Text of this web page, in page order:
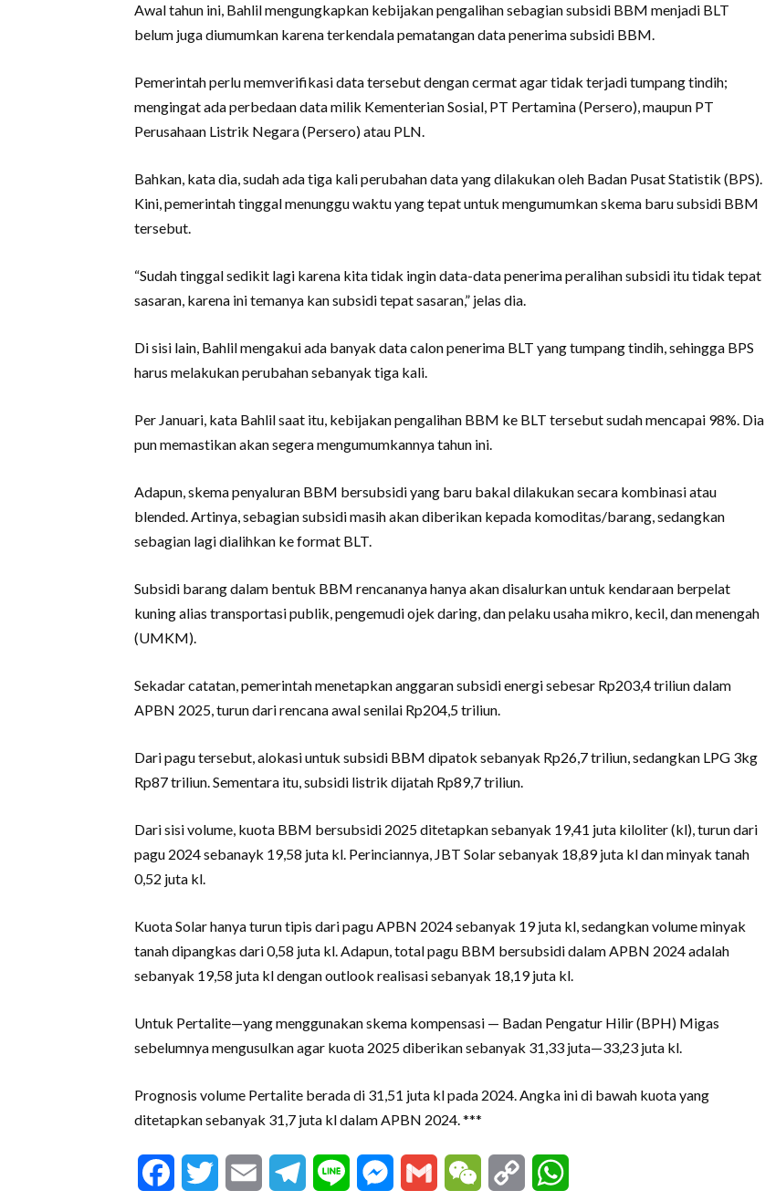
Awal tahun ini, Bahlil mengungkapkan kebijakan pengalihan sebagian subsidi BBM menjadi BLT
belum juga diumumkan karena terkendala pematangan data penerima subsidi BBM.
Pemerintah perlu memverifikasi data tersebut dengan cermat agar tidak terjadi tumpang tindih;
mengingat ada perbedaan data milik Kementerian Sosial, PT Pertamina (Persero), maupun PT
Perusahaan Listrik Negara (Persero) atau PLN.
Bahkan, kata dia, sudah ada tiga kali perubahan data yang dilakukan oleh Badan Pusat Statistik (BPS).
Kini, pemerintah tinggal menunggu waktu yang tepat untuk mengumumkan skema baru subsidi BBM
tersebut.
“Sudah tinggal sedikit lagi karena kita tidak ingin data-data penerima peralihan subsidi itu tidak tepat
sasaran, karena ini temanya kan subsidi tepat sasaran,” jelas dia.
Di sisi lain, Bahlil mengakui ada banyak data calon penerima BLT yang tumpang tindih, sehingga BPS
harus melakukan perubahan sebanyak tiga kali.
Per Januari, kata Bahlil saat itu, kebijakan pengalihan BBM ke BLT tersebut sudah mencapai 98%. Dia
pun memastikan akan segera mengumumkannya tahun ini.
Adapun, skema penyaluran BBM bersubsidi yang baru bakal dilakukan secara kombinasi atau
blended. Artinya, sebagian subsidi masih akan diberikan kepada komoditas/barang, sedangkan
sebagian lagi dialihkan ke format BLT.
Subsidi barang dalam bentuk BBM rencananya hanya akan disalurkan untuk kendaraan berpelat
kuning alias transportasi publik, pengemudi ojek daring, dan pelaku usaha mikro, kecil, dan menengah
(UMKM).
Sekadar catatan, pemerintah menetapkan anggaran subsidi energi sebesar Rp203,4 triliun dalam
APBN 2025, turun dari rencana awal senilai Rp204,5 triliun.
Dari pagu tersebut, alokasi untuk subsidi BBM dipatok sebanyak Rp26,7 triliun, sedangkan LPG 3kg
Rp87 triliun. Sementara itu, subsidi listrik dijatah Rp89,7 triliun.
Dari sisi volume, kuota BBM bersubsidi 2025 ditetapkan sebanyak 19,41 juta kiloliter (kl), turun dari
pagu 2024 sebanayk 19,58 juta kl. Perinciannya, JBT Solar sebanyak 18,89 juta kl dan minyak tanah
0,52 juta kl.
Kuota Solar hanya turun tipis dari pagu APBN 2024 sebanyak 19 juta kl, sedangkan volume minyak
tanah dipangkas dari 0,58 juta kl. Adapun, total pagu BBM bersubsidi dalam APBN 2024 adalah
sebanyak 19,58 juta kl dengan outlook realisasi sebanyak 18,19 juta kl.
Untuk Pertalite—yang menggunakan skema kompensasi — Badan Pengatur Hilir (BPH) Migas
sebelumnya mengusulkan agar kuota 2025 diberikan sebanyak 31,33 juta—33,23 juta kl.
Prognosis volume Pertalite berada di 31,51 juta kl pada 2024. Angka ini di bawah kuota yang
ditetapkan sebanyak 31,7 juta kl dalam APBN 2024. ***
FacebookTwitter Email Telegram
Line Messenger
Gmail WeChat Copy